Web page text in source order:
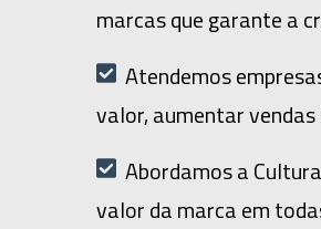
marcas que garante a
Atendemos
valor, aumentar
Abordamos a
valor da marca em